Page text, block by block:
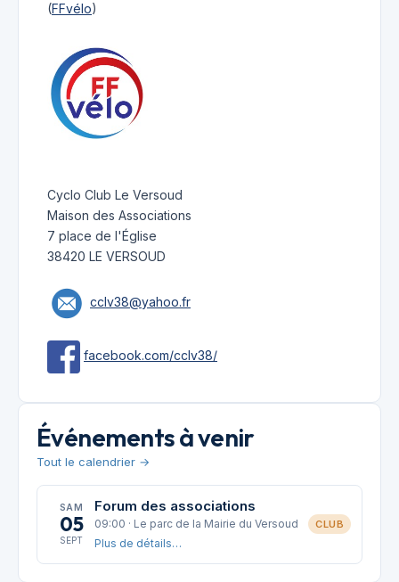
(FFvélo)
Cyclo Club Le Versoud
Maison des Associations
7 place de l'Église
38420 LE VERSOUD
cclv38@yahoo.fr
facebook.com/cclv38/
Événements à venir
Tout le calendrier →
SAM
05
SEPT
Forum des associations
09:00 · Le parc de la Mairie du Versoud
Plus de détails…
CLUB